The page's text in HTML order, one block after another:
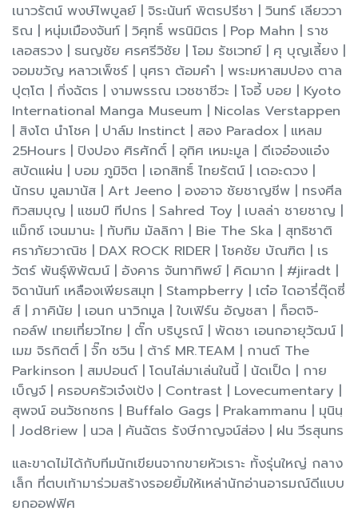
เนาวรัตน์ พงษ์ไพบูลย์ | จิระนันท์ พิตรปรีชา | วินทร์ เลียววา
ริณ | หนุ่มเมืองจันท์ | วิศุทธิ์ พรนิมิตร | Pop Mahn | ราช
เลอสรวง | ธนญชัย ศรศรีวิชัย | โอม รัชเวทย์ | ศุ บุญเลี้ยง |
จอมขวัญ หลาวเพ็ชร์ | นุศรา ต้อมคำ | พระมหาสมปอง ตาล
ปุตฺโต | กิ่งฉัตร | งามพรรณ เวชชาชีวะ | โจอี้ บอย | Kyoto
International Manga Museum | Nicolas Verstappen
| สิงโต นำโชค | ปาล์ม Instinct | สอง Paradox | แหลม
25Hours | ปิงปอง ศิรศักดิ์ | อุทิศ เหมะมูล | ดีเจอ๋องแอ๋ง
สบัดแผ่น | บอม ภูมิจิต | เอกสิทธิ์ ไทยรัตน์ | เดอะดวง |
นักรบ มูลมานัส | Art Jeeno | องอาจ ชัยชาญชีพ | ทรงศีล
ทิวสมบุญ | แชมป์ ทีปกร | Sahred Toy | เบลล่า ชายชาญ |
แม็กซ์ เจนมานะ | ทับทิม มัลลิกา | Bie The Ska | สุทธิชาติ
ศราภัยวาณิช | DAX ROCK RIDER | โชคชัย บัณฑิต | เร
วัตร์ พันธุ์พิพัฒน์ | อังคาร จันทาทิพย์ | คิดมาก | #jiradt |
จิดานันท์ เหลืองเพียรสมุท | Stampberry | เต๋อ ไดอารี่ตุ๊ดซี่
ส์ | ภาคินัย | เอนก นาวิกมูล | ใบเฟิร์น อัญชสา | ก็อตจิ-
กอล์ฟ เทยเที่ยวไทย | ตั๊ก บริบูรณ์ | พัดชา เอนกอายุวัฒน์ |
เมฆ จิรกิตติ์ | จั๊ก ชวิน | ต้าร์ MR.TEAM | กานต์ The
Parkinson | สมปอนด์ | โดนไล่มาเล่นในนี้ | นัดเป็ด | กาย
เบ็ญจ์ | ครอบครัวเจ๋งเป้ง | Contrast | Lovecumentary |
สุพจน์ อนวัชกชกร | Buffalo Gags | Prakammanu | มุนินฺ
| Jod8riew | นวล | คันฉัตร รังษีกาญจน์ส่อง | ฝน วีรสุนทร
และขาดไม่ได้กับทีมนักเขียนจากขายหัวเราะ ทั้งรุ่นใหญ่ กลาง
เล็ก ที่ตบเท้ามาร่วมสร้างรอยยิ้มให้เหล่านักอ่านอารมณ์ดีแบบ
ยกออฟฟิศ